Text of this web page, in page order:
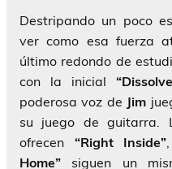
Destripando un poco
ver como esa fuerza
último redondo de
con la inicial
poderosa voz de Jim
su juego de guitarra.
ofrecen “Right Inside”,
Home” siguen un